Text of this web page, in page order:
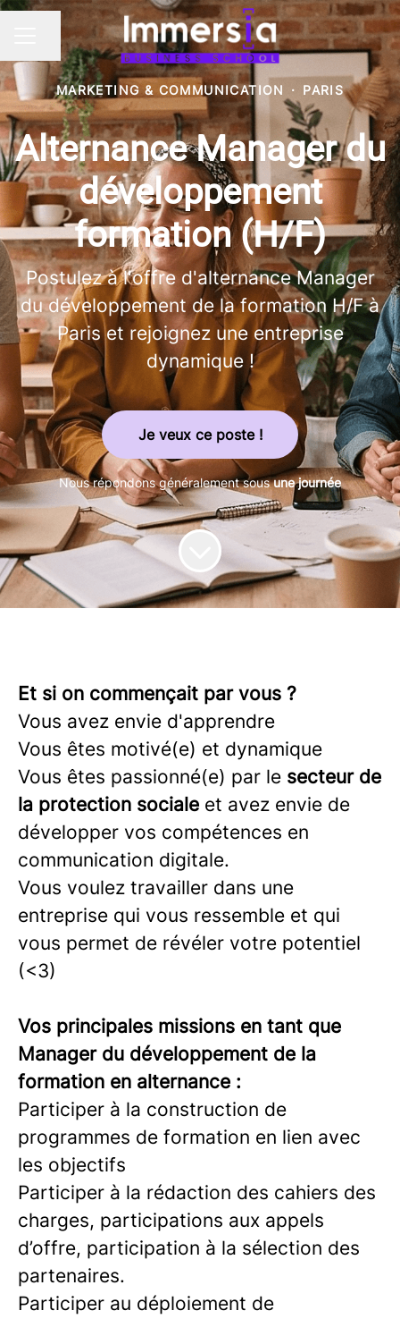
MENU CARRIÈRE
Partager la page
MARKETING & COMMUNICATION · PARIS
Alternance Manager du
développement
formation (H/F)
Postulez à l'offre d'alternance Manager
du développement de la formation H/F à
Paris et rejoignez une entreprise
dynamique !
Je veux ce poste !
Nous répondons généralement sousune journée
Et si on commençait par vous ?
Vous avez envie d'apprendre
Vous êtes motivé(e) et dynamique
Vous êtes passionné(e) par le secteur de
la protection sociale et avez envie de
développer vos compétences en
communication digitale.
Vous voulez travailler dans une
entreprise qui vous ressemble et qui
vous permet de révéler votre potentiel
(<3)
Vos principales missions en tant que
Manager du développement de la
formation en alternance :
Participer à la construction de
programmes de formation en lien avec
les objectifs
Participer à la rédaction des cahiers des
charges, participations aux appels
d’offre, participation à la sélection des
partenaires.
Participer au déploiement de